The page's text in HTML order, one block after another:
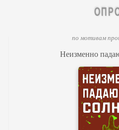
по мотивам
Неизменно